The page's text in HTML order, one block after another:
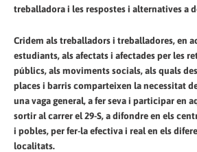
treballadora i les respostes i alternatives a
Cridem als treballadors i treballadores, en
estudiants, als afectats i afectades per les
públics, als moviments socials, als quals
places i barris comparteixen la necessitat
una vaga general, a fer seva i participar en
sortir al carrer el 29-S, a difondre en els
i pobles, per fer-la efectiva i real en els
localitats.